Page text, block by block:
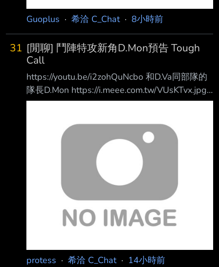
Guoplus · 希洽 C_Chat· 8小時前
31 [閒聊] 鬥陣特攻新角D.Mon預告 Tough
Call
https://youtu.be/i2zohQuNcbo 和D.Va同部隊的
隊長D.Mon https://i.meee.com.tw/VUsKTvx.jpg
來自指揮官的指令去阻止宿怨幹走EMP
鎮倉鼠是反派....
https://i.meee.com.tw/NCIrTzn.jpg 所以這5隻甚
麼時候合體 https://i.meee.com.tw/ZWCzEjE.jpg
這機甲感覺比Dva的還危險 https://i.me
protess · 希洽 C_Chat· 14小時前